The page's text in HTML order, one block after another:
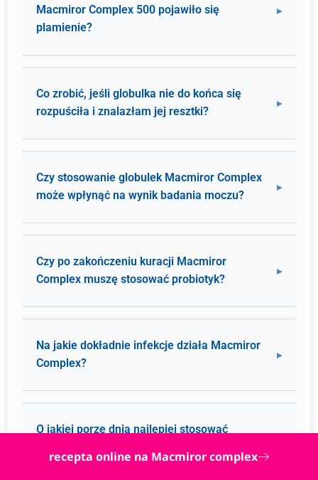
Macmiror Complex 500 pojawiło się
plamienie?
Co zrobić, jeśli globulka nie do końca się
rozpuściła i znalazłam jej resztki?
Czy stosowanie globulek Macmiror Complex
może wpłynąć na wynik badania moczu?
Czy po zakończeniu kuracji Macmiror
Complex muszę stosować probiotyk?
Na jakie dokładnie infekcje działa Macmiror
Complex?
O jakiej porze dnia najlepiej stosować
recepta online na Macmiror complex